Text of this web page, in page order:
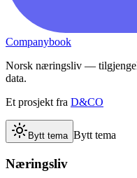
Companybook
Norsk næringsliv —
data.
Et prosjekt fra D&CO
Bytt tema Bytt tema
Næringsliv